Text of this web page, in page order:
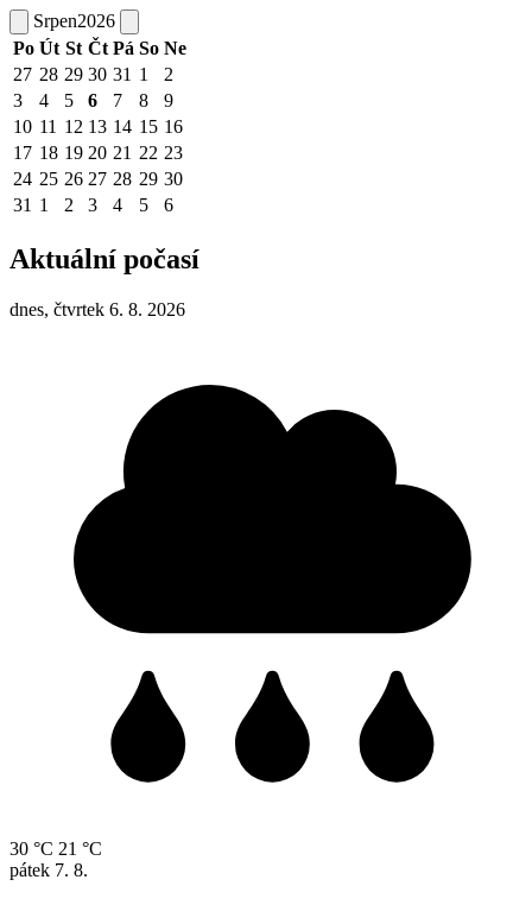
Srpen2026
Po Út St Čt Pá So Ne
27 28 29 30 31 1
2
3
4 5 6 7 8
9
10 11 12 13 14 15 16
17 18 19 20 21 22 23
24 25 26 27 28 29 30
31 1 2 3 4 5 6
Aktuální počasí
dnes, čtvrtek 6. 8. 2026
30 °C 21 °C
pátek 7. 8.